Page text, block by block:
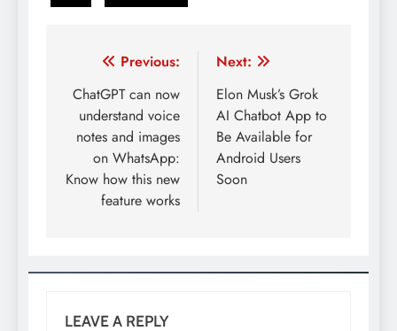
Post
navigation
Previous:
ChatGPT can now
understand voice
notes and images
on WhatsApp:
Know how this new
feature works
Next:
Elon Musk’s Grok
AI Chatbot App to
Be Available for
Android Users
Soon
LEAVE A REPLY